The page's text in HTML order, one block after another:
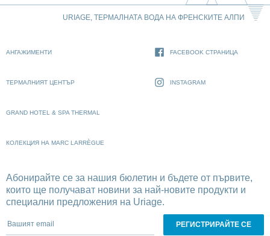
URIAGE, ТЕРМАЛНАТА ВОДА НА ФРЕНСКИТЕ АЛПИ
АНГАЖИМЕНТИ
ТЕРМАЛНИЯТ ЦЕНТЪР
GRAND HOTEL & SPA THERMAL
КОЛЕКЦИЯ НА MARC LARRÈGUE
FACEBOOK СТРАНИЦА
INSTAGRAM
Абонирайте се за нашия бюлетин и бъдете от първите,
които ще получават новини за най-новите продукти и
специални предложения на Uriage.
Вашият email